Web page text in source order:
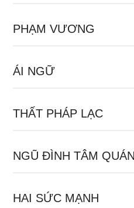
PHẠM VƯƠNG
ÁI NGỮ
THẤT PHÁP LẠC
NGŨ ĐÌNH TÂM QUÁN
HAI SỨC MẠNH